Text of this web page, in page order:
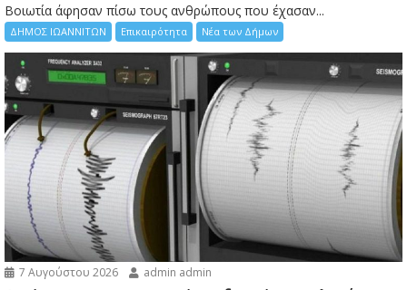
Bοιωτία άφησαν πίσω τους ανθρώπους που έχασαν...
ΔΗΜΟΣ ΙΩΑΝΝΙΤΩΝ Επικαιρότητα Νέα των Δήμων
7 Αυγούστου 2026 admin admin